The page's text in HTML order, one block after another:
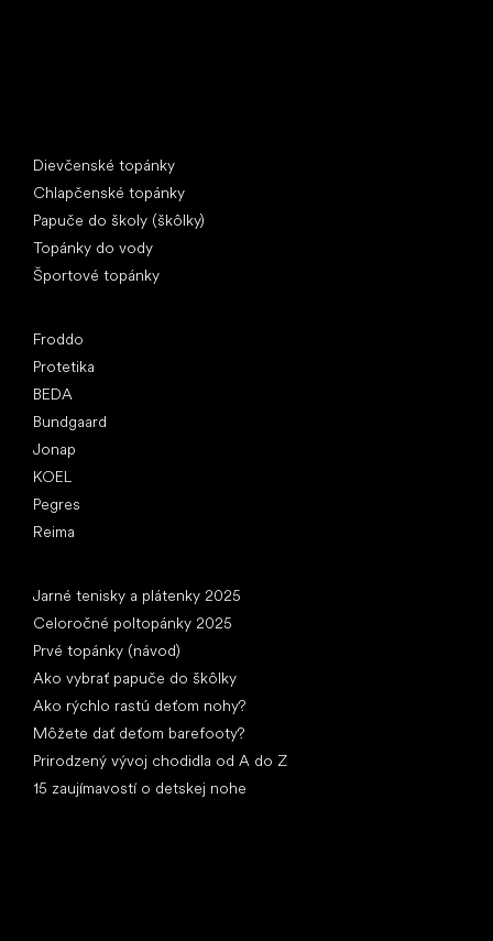
Dievčenské topánky
Chlapčenské topánky
Papuče do školy (škôlky)
Topánky do vody
Športové topánky
Froddo
Protetika
BEDA
Bundgaard
Jonap
KOEL
Pegres
Reima
Jarné tenisky a plátenky 2025
Celoročné poltopánky 2025
Prvé topánky (návod)
Ako vybrať papuče do škôlky
Ako rýchlo rastú deťom nohy?
Môžete dať deťom barefooty?
Prirodzený vývoj chodidla od A do Z
15 zaujímavostí o detskej nohe